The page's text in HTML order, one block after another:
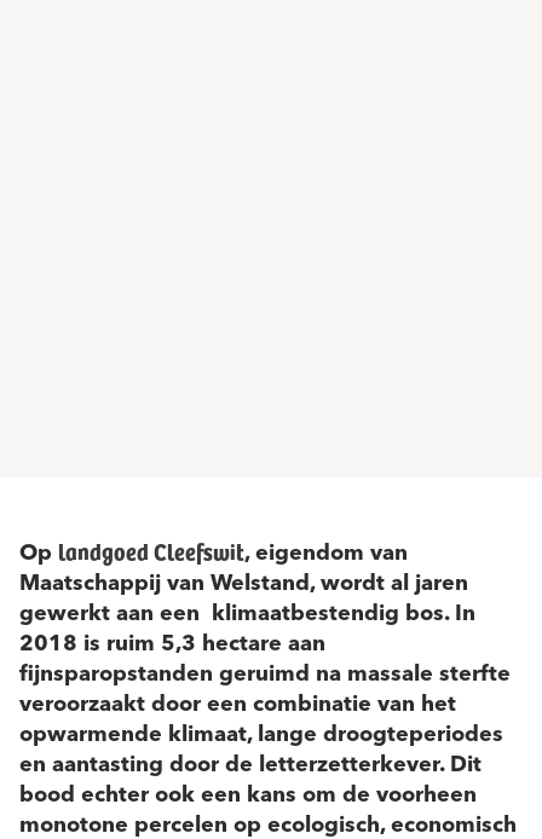
Op landgoed Cleefswit, eigendom van
Maatschappij van Welstand, wordt al jaren
gewerkt aan een klimaatbestendig bos. In
2018 is ruim 5,3 hectare aan
fijnsparopstanden geruimd na massale sterfte
veroorzaakt door een combinatie van het
opwarmende klimaat, lange droogteperiodes
en aantasting door de letterzetterkever. Dit
bood echter ook een kans om de voorheen
monotone percelen op ecologisch, economisch